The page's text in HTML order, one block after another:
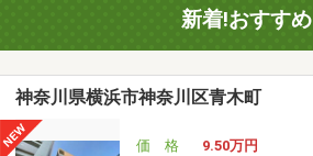
新着!おすすめ
神奈川県横浜市神奈川区青木町
価 格
9.50万円